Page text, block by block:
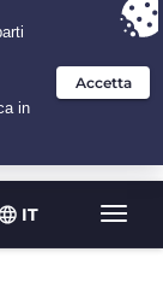
IT
anni a $